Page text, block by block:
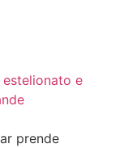
prende